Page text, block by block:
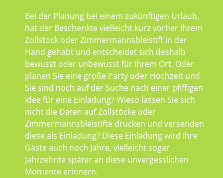
Bei der Planung bei einem zukünftigen Urlaub,
hat der Beschenkte vielleicht kurz vorher Ihrem
Zollstock oder Zimmermannsbleistift in der
Hand gehabt und entscheidet sich deshalb
bewusst oder unbewusst für Ihrem Ort. Oder
planen Sie eine große Party oder Hochzeit und
Sie sind noch auf der Suche nach einer pfiffigen
Idee für eine Einladung? Wieso lassen Sie sich
nicht die Daten auf Zollstöcke oder
Zimmermannsbleistifte drucken und versenden
diese als Einladung? Diese Einladung wird Ihre
Gäste auch noch Jahre, vielleicht sogar
Jahrzehnte später an diese unvergesslichen
Momente erinnern.